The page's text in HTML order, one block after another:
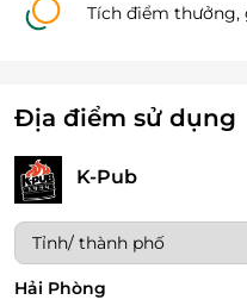
Tích điểm thưởng,
Địa điểm sử dụng
K-Pub
Hải Phòng